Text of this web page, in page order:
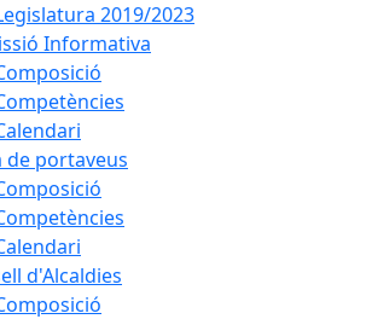
2019/2023
Informativa
de portaveus
d'Alcaldies